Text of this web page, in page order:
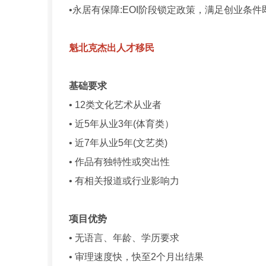
•永居有保障:EOI阶段锁定政策，满足创业条件
魁北克杰出人才移民
基础要求
• 12类文化艺术从业者
• 近5年从业3年(体育类）
• 近7年从业5年(文艺类)
• 作品有独特性或突出性
• 有相关报道或行业影响力
项目优势
• 无语言、年龄、学历要求
• 审理速度快，快至2个月出结果